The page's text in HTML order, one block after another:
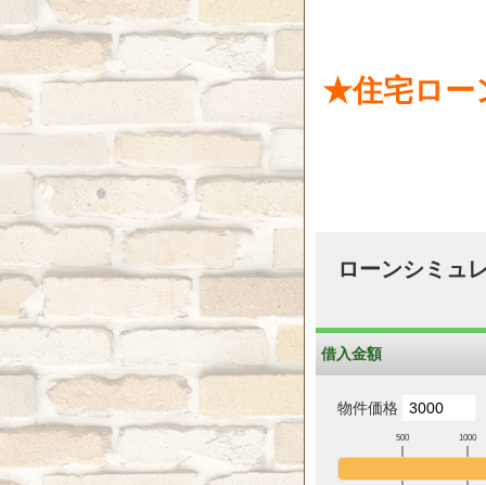
★住宅ロー